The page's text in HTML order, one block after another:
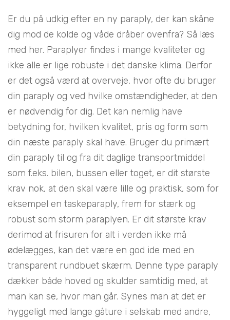
Er du på udkig efter en ny paraply, der kan skåne
dig mod de kolde og våde dråber ovenfra? Så læs
med her. Paraplyer findes i mange kvaliteter og
ikke alle er lige robuste i det danske klima. Derfor
er det også værd at overveje, hvor ofte du bruger
din paraply og ved hvilke omstændigheder, at den
er nødvendig for dig. Det kan nemlig have
betydning for, hvilken kvalitet, pris og form som
din næste paraply skal have. Bruger du primært
din paraply til og fra dit daglige transportmiddel
som f.eks. bilen, bussen eller toget, er dit største
krav nok, at den skal være lille og praktisk, som for
eksempel en taskeparaply, frem for stærk og
robust som storm paraplyen. Er dit største krav
derimod at frisuren for alt i verden ikke må
ødelægges, kan det være en god ide med en
transparent rundbuet skærm. Denne type paraply
dækker både hoved og skulder samtidig med, at
man kan se, hvor man går. Synes man at det er
hyggeligt med lange gåture i selskab med andre,